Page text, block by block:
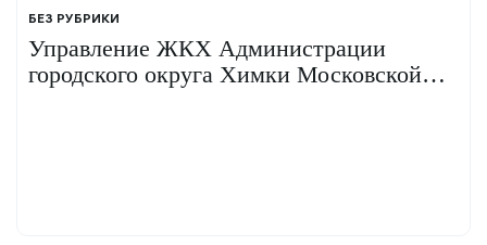
БЕЗ РУБРИКИ
Управление ЖКХ Администрации
городского округа Химки Московской